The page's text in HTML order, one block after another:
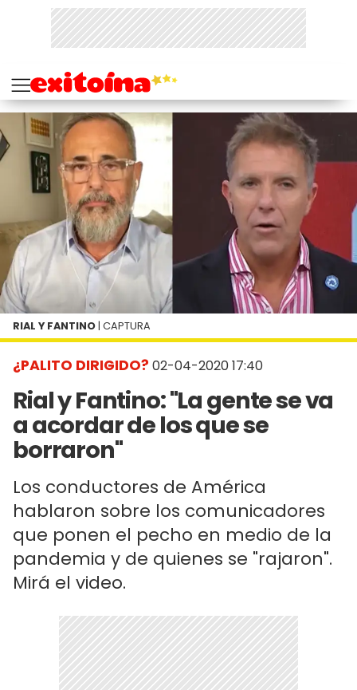
¿PALITO DIRIGIDO? 02-04-2020 17:40
Rial y Fantino: "La gente se va
a acordar de los que se
borraron"
Los conductores de América
hablaron sobre los comunicadores
que ponen el pecho en medio de la
pandemia y de quienes se "rajaron".
Mirá el video.
RIAL Y FANTINO | CAPTURA